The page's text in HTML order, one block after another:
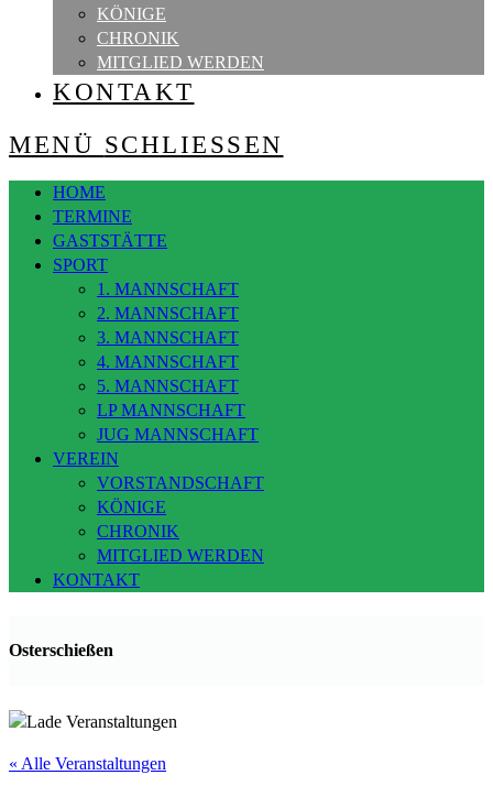
KÖNIGE
CHRONIK
MITGLIED WERDEN
KONTAKT
MENÜ SCHLIESSEN
HOME
TERMINE
GASTSTÄTTE
SPORT
1. MANNSCHAFT
2. MANNSCHAFT
3. MANNSCHAFT
4. MANNSCHAFT
5. MANNSCHAFT
LP MANNSCHAFT
JUG MANNSCHAFT
VEREIN
VORSTANDSCHAFT
KÖNIGE
CHRONIK
MITGLIED WERDEN
KONTAKT
Osterschießen
« Alle Veranstaltungen